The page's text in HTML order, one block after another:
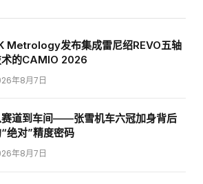
Metrology发布集成雷尼绍REVO五轴
的CAMIO 2026
年8月7日
赛道到车间——张雪机车六冠加身背后
绝对”精度密码
年8月7日